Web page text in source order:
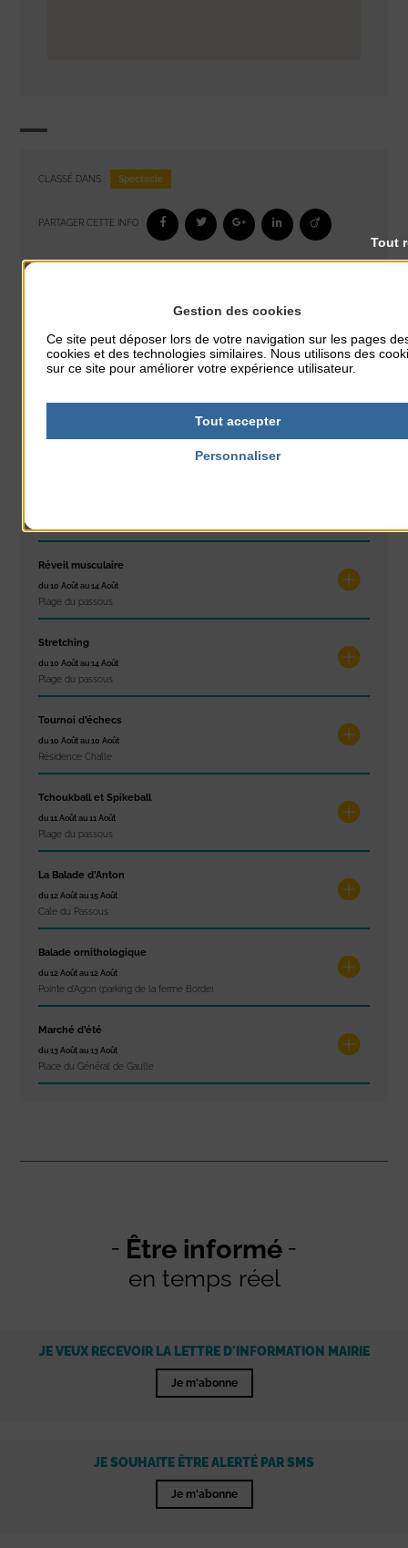
CLASSÉ DANS : Spectacle
PARTAGER CETTE INFO :
Glisse & Environnement
du 9 Août au 9 Août
Place du Général de Gaulle
Réveil musculaire
du 10 Août au 14 Août
Plage du passous
Stretching
du 10 Août au 14 Août
Plage du passous
Tournoi d’échecs
du 10 Août au 10 Août
Résidence Challe
Tchoukball et Spikeball
du 11 Août au 11 Août
Plage du passous
La Balade d’Anton
du 12 Août au 15 Août
Cale du Passous
Balade ornithologique
du 12 Août au 12 Août
Pointe d'Agon (parking de la ferme Borde)
Marché d’été
du 13 Août au 13 Août
Place du Général de Gaulle
Être informé
en temps réel
JE VEUX RECEVOIR LA LETTRE D'INFORMATION MAIRIE
Je m'abonne
JE SOUHAITE ÊTRE ALERTÉ PAR SMS
Je m'abonne
Gestion des cookies
Ce site peut déposer lors de votre navigation sur les pages
cookies et des technologies similaires. Nous utilisons des
sur ce site pour améliorer votre expérience utilisateur.
Tout accepter
Tout
Personnaliser